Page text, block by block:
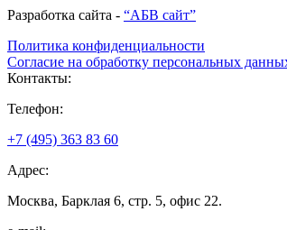
Разработка сайта - “АБВ сайт”
Политика конфиденциальности
Согласие на обработку персональных
Контакты:
Телефон:
+7 (495) 363 83 60
Адрес:
Москва, Барклая 6, стр. 5, офис 22.